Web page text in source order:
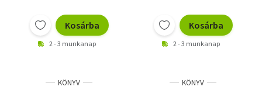
Kosárba
2 - 3 munkanap
Kosárba
2 - 3 munkanap
KÖNYV KÖNYV